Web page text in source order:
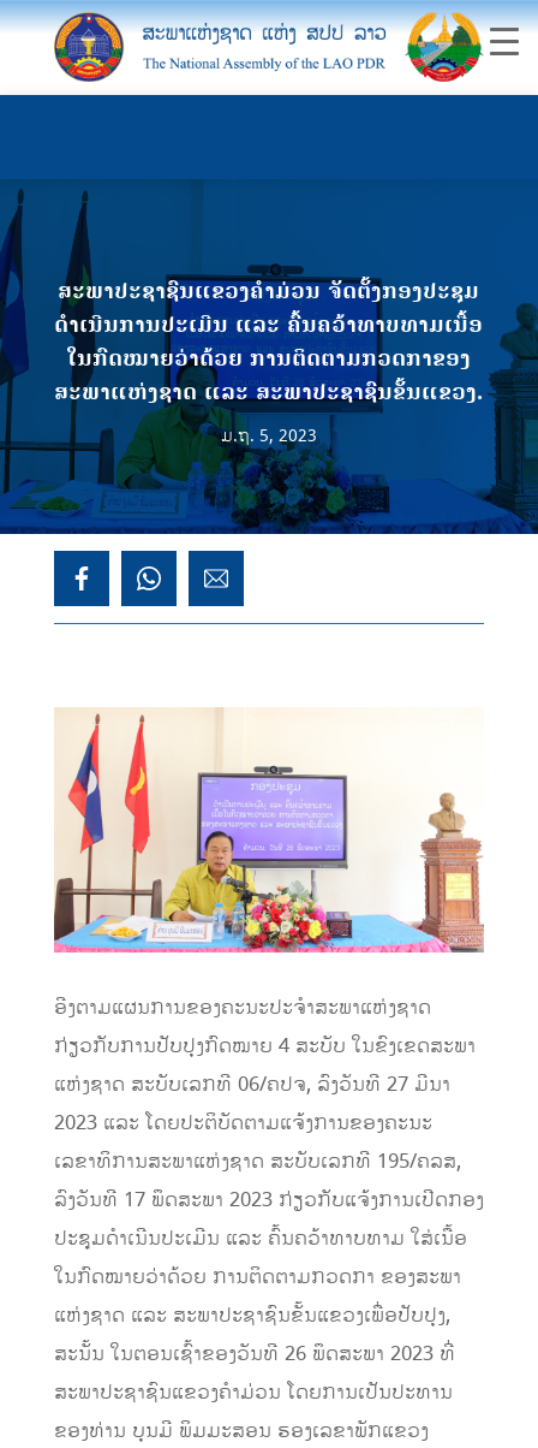
ສະພາປະຊາຊົນແຂວງຄໍາມ່ວນ ຈັດຕັ້ງກອງປະຊຸມ
ດຳເນີນການປະເມີນ ແລະ ຄົ້ນຄວ້າທາບທາມເນື້ອ
ໃນກົດໝາຍວ່າດ້ວຍ ການຕິດຕາມກວດກາຂອງ
ສະພາແຫ່ງຊາດ ແລະ ສະພາປະຊາຊົນຂັ້ນແຂວງ.
ມ.ຖ. 5, 2023
ອີງຕາມແຜນການຂອງຄະນະປະຈໍາສະພາແຫ່ງຊາດ
ກ່ຽວກັບການປັບປຸງກົດໝາຍ 4 ສະບັບ ໃນຂົງເຂດສະພາ
ແຫ່ງຊາດ ສະບັບເລກທີ 06/ຄປຈ, ລົງວັນທີ 27 ມີນາ
2023 ແລະ ໂດຍປະຕິບັດຕາມແຈ້ງການຂອງຄະນະ
ເລຂາທິການສະພາແຫ່ງຊາດ ສະບັບເລກທີ 195/ຄລສ,
ລົງວັນທີ 17 ພຶດສະພາ 2023 ກ່ຽວກັບແຈ້ງການເປີດກອງ
ປະຊຸມດໍາເນີນປະເມີນ ແລະ ຄົ້ນຄວ້າທາບທາມ ໃສ່ເນື້ອ
ໃນກົດໝາຍວ່າດ້ວຍ ການຕິດຕາມກວດກາ ຂອງສະພາ
ແຫ່ງຊາດ ແລະ ສະພາປະຊາຊົນຂັ້ນແຂວງເພື່ອປັບປຸງ,
ສະນັ້ນ ໃນຕອນເຊົ້າຂອງວັນທີ 26 ພຶດສະພາ 2023 ທີ່
ສະພາປະຊາຊົນແຂວງຄໍາມ່ວນ ໂດຍການເປັນປະທານ
ຂອງທ່ານ ບຸນມີ ພິມມະສອນ ຮອງເລຂາພັກແຂວງ